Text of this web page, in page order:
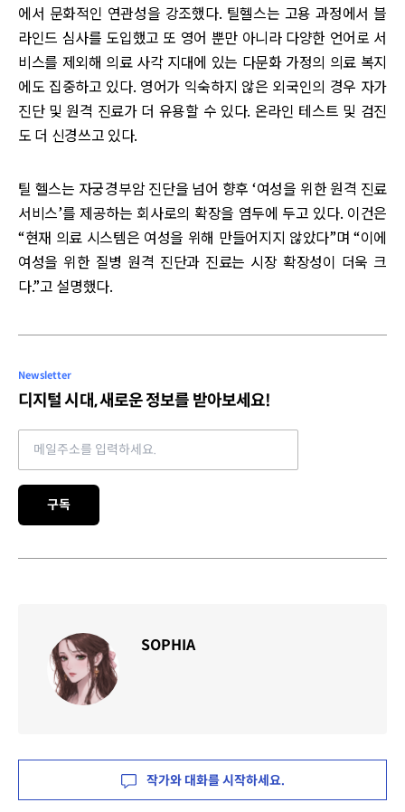
에서 문화적인 연관성을 강조했다. 틸헬스는 고용 과정에서 블
라인드 심사를 도입했고 또 영어 뿐만 아니라 다양한 언어로 서
비스를 제외해 의료 사각 지대에 있는 다문화 가정의 의료 복지
에도 집중하고 있다. 영어가 익숙하지 않은 외국인의 경우 자가
진단 및 원격 진료가 더 유용할 수 있다. 온라인 테스트 및 검진
도 더 신경쓰고 있다.
틸 헬스는 자궁경부암 진단을 넘어 향후 ‘여성을 위한 원격 진료
서비스’를 제공하는 회사로의 확장을 염두에 두고 있다. 이건은
“현재 의료 시스템은 여성을 위해 만들어지지 않았다”며 “이에
여성을 위한 질병 원격 진단과 진료는 시장 확장성이 더욱 크
다.”고 설명했다.
Newsletter
디지털 시대, 새로운 정보를 받아보세요!
Email address
구독
SOPHIA
작가와 대화를 시작하세요.